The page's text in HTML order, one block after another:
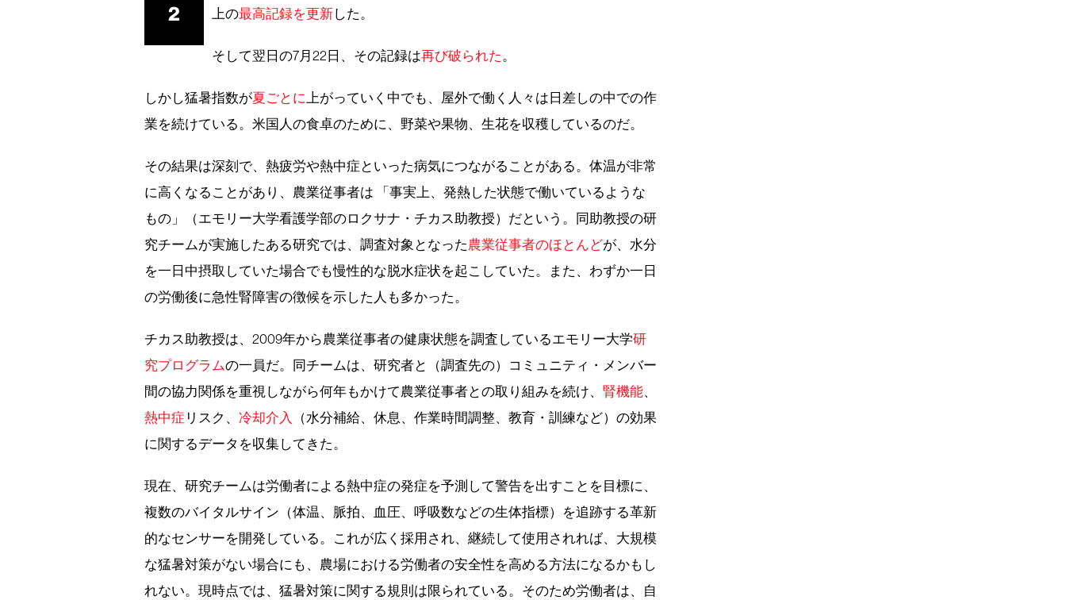
2 上の最高記録を更新した。
そして翌日の7月22日、その記録は再び破られた。
しかし猛暑指数が夏ごとに上がっていく中でも、屋外で働く人々は日差しの中での作
業を続けている。米国人の食卓のために、野菜や果物、生花を収穫しているのだ。
その結果は深刻で、熱疲労や熱中症といった病気につながることがある。体温が非常
に高くなることがあり、農業従事者は 「事実上、発熱した状態で働いているような
もの」（エモリー大学看護学部のロクサナ・チカス助教授）だという。同助教授の研
究チームが実施したある研究では、調査対象となった農業従事者のほとんどが、水分
を一日中摂取していた場合でも慢性的な脱水症状を起こしていた。また、わずか一日
の労働後に急性腎障害の徴候を示した人も多かった。
チカス助教授は、2009年から農業従事者の健康状態を調査しているエモリー大学研
究プログラムの一員だ。同チームは、研究者と（調査先の）コミュニティ・メンバー
間の協力関係を重視しながら何年もかけて農業従事者との取り組みを続け、 腎機能、
熱中症 リスク、 冷却介入
（水分補給、休息、作業時間調整、教育・訓練など）の効果
に関するデータを収集してきた。
現在、研究チームは労働者による熱中症の発症を予測して警告を出すことを目標に、
複数のバイタルサイン（体温、脈拍、血圧、呼吸数などの生体指標）を追跡する革新
的なセンサーを開発している。これが広く採用され、継続して使用されれば、大規模
な猛暑対策がない場合にも、農場における労働者の安全性を高める方法になるかもし
れない。現時点では、猛暑対策に関する規則は限られている。そのため労働者は、自